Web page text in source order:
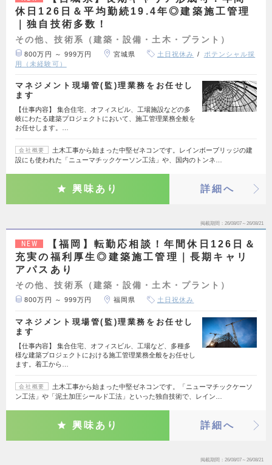
休日126日＆平均勤続19.4年◎建築施工管理
｜独自技術多数！
その他、技術系（建築・設備・土木・プラント）
800万円 ～ 999万円 宮城県 土日祝休み
ポテンシャル採
用（未経験可）
マネジメント現場管(監)理業務をお任せし
ます
【仕事内容】 集合住宅、オフィスビル、工場施設などの多
岐にわたる建築プロジェクトにおいて、施工管理業務全般を
お任せします。…
会社概要
土木工事から始まった中堅ゼネコンです。レインボーブリッジの建
設にも使われた「ニューマチックケーソン工法」や、国内のトンネ…
興味あり 詳細へ
掲載期間 26/08/07～26/08/21
NEW
【福岡】転勤応相談！年間休日126日＆
充実の福利厚生◎建築施工管理｜長期キャリ
アパスあり
その他、技術系（建築・設備・土木・プラント）
800万円 ～ 999万円 福岡県 土日祝休み
マネジメント現場管(監)理業務をお任せし
ます
【仕事内容】 集合住宅、オフィスビル、工場など、多種多
様な建築プロジェクトにおける施工管理業務全般をお任せし
ます。着工から…
会社概要
土木工事から始まった中堅ゼネコンです。「ニューマチックケーソ
ン工法」や「泥土加圧シールド工法」といった独自技術で、レイン…
興味あり 詳細へ
掲載期間 26/08/07～26/08/21